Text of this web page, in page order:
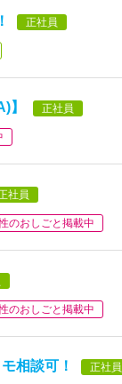
正社員
】 正社員
社員
のおしごと掲載中
のおしごと掲載中
相談可！ 正社員